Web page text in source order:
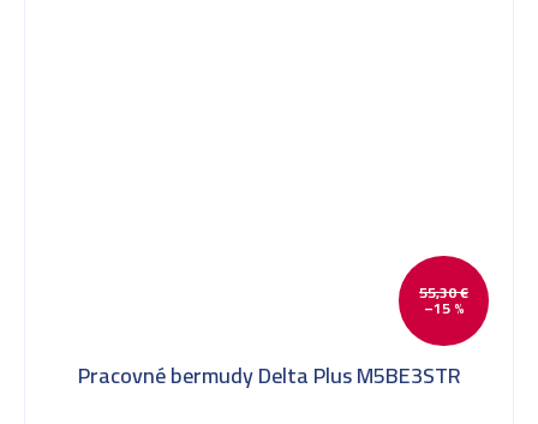
55,30 €
–15 %
Pracovné bermudy Delta Plus M5BE3STR